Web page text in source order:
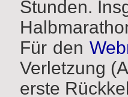
Stunden.
Für den
Verletzung
erste